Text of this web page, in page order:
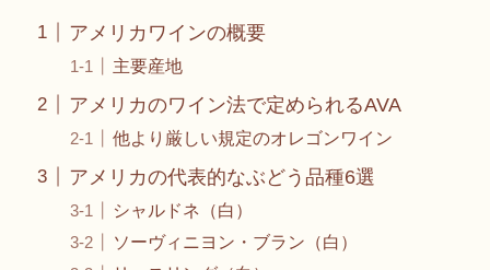
アメリカワインの概要
主要産地
アメリカのワイン法で定められるAVA
他より厳しい規定のオレゴンワイン
アメリカの代表的なぶどう品種6選
シャルドネ（白）
ソーヴィニヨン・ブラン（白）